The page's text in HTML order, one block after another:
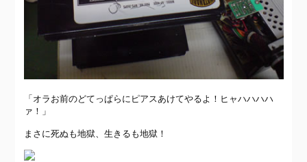
「オラお前のどてっぱらにピアスあけてやるよ！ヒャハハハハ
ァ！」
まさに死ぬも地獄、生きるも地獄！